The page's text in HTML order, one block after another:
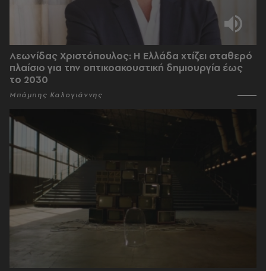
Λεωνίδας Χριστόπουλος: Η Ελλάδα χτίζει σταθερό
πλαίσιο για την οπτικοακουστική δημιουργία έως
το 2030
Μπάμπης Καλογιάννης